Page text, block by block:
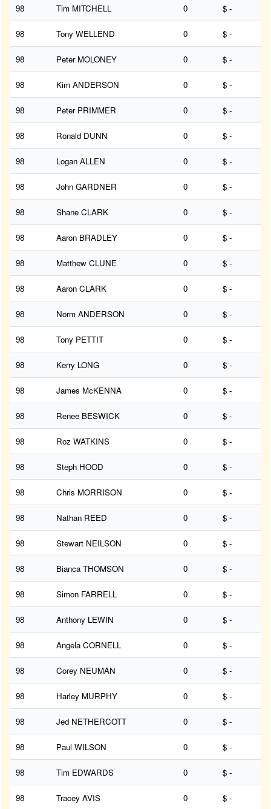
98 Tim MITCHELL 0 $ -
98 Tony WELLEND 0 $ -
98 Peter MOLONEY 0 $ -
98 Kim ANDERSON 0 $ -
98 Peter PRIMMER 0 $ -
98 Ronald DUNN 0 $ -
98 Logan ALLEN 0 $ -
98 John GARDNER 0 $ -
98 Shane CLARK 0 $ -
98 Aaron BRADLEY 0 $ -
98 Matthew CLUNE 0 $ -
98 Aaron CLARK 0 $ -
98 Norm ANDERSON 0 $ -
98 Tony PETTIT 0 $ -
98 Kerry LONG 0 $ -
98 James McKENNA 0 $ -
98 Renee BESWICK 0 $ -
98 Roz WATKINS 0 $ -
98 Steph HOOD 0 $ -
98 Chris MORRISON 0 $ -
98 Nathan REED 0 $ -
98 Stewart NEILSON 0 $ -
98 Bianca THOMSON 0 $ -
98 Simon FARRELL 0 $ -
98 Anthony LEWIN 0 $ -
98 Angela CORNELL 0 $ -
98 Corey NEUMAN 0 $ -
98 Harley MURPHY 0 $ -
98 Jed NETHERCOTT 0 $ -
98 Paul WILSON 0 $ -
98 Tim EDWARDS 0 $ -
98 Tracey AVIS 0 $ -